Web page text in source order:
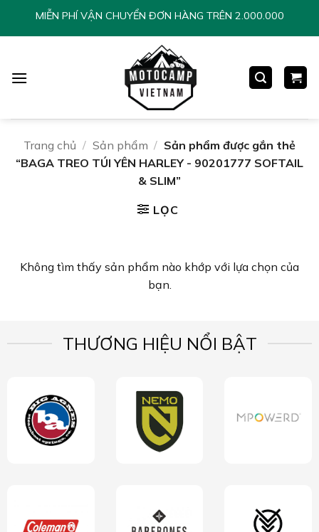
ChuyểnMIỄN PHÍ VẬN CHUYỂN ĐƠN HÀNG TRÊN 2.000.000
Trang chủ / Sản phẩm / Sản phẩm được gắn thẻ
“BAGA TREO TÚI YÊN HARLEY - 90201777 SOFTAIL
& SLIM”
LỌC
Không tìm thấy sản phẩm nào khớp với lựa chọn của
bạn.
THƯƠNG HIỆU NỔI BẬT